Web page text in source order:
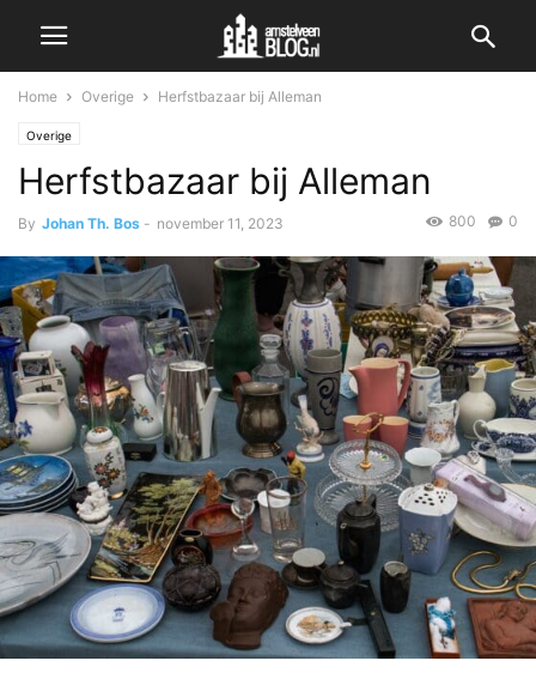
Home Overige Herfstbazaar bij Alleman
Overige
Herfstbazaar bij Alleman
By Johan Th. Bos - november 11, 2023 0
800